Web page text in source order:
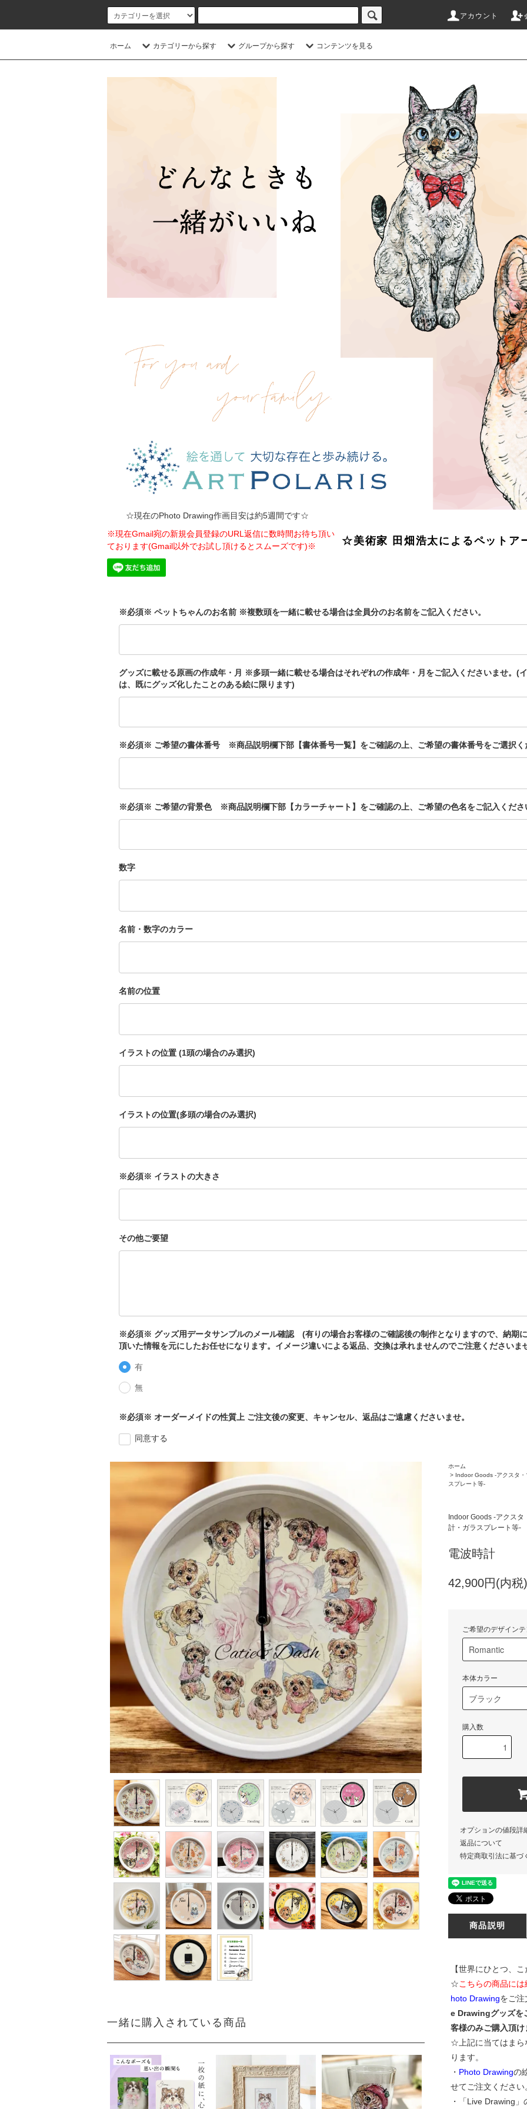
アカウント
ホーム カテゴリーから探す グループから探す コンテンツを見る
☆美術家 田畑浩太によるペットア
☆現在のPhoto Drawing作画目安は約5週間です☆
※現在Gmail宛の新規会員登録のURL返信に数時間お待ち頂い
ております(Gmail以外でお試し頂けるとスムーズです)※
※必須※ ペットちゃんのお名前 ※複数頭を一緒に載せる場合は全員分のお名前をご記入ください。
グッズに載せる原画の作成年・月 ※多頭一緒に載せる場合はそれぞれの作成年・月をご記入くださいませ。(
は、既にグッズ化したことのある絵に限ります)
※必須※ ご希望の書体番号 ※商品説明欄下部【書体番号一覧】をご確認の上、ご希望の書体番号をご選択く
※必須※ ご希望の背景色 ※商品説明欄下部【カラーチャート】をご確認の上、ご希望の色名をご記入くださ
数字
名前・数字のカラー
名前の位置
イラストの位置 (1頭の場合のみ選択)
イラストの位置(多頭の場合のみ選択)
※必須※ イラストの大きさ
その他ご要望
※必須※ グッズ用データサンプルのメール確認 (有りの場合お客様のご確認後の制作となりますので、納期
頂いた情報を元にしたお任せになります。イメージ違いによる返品、交換は承れませんのでご注意くださいま
有
無
※必須※ オーダーメイドの性質上 ご注文後の変更、キャンセル、返品はご遠慮くださいませ。
同意する
一緒に購入されている商品
ホーム
> Indoor Goods -アクスタ
スプレート等-
Indoor Goods -アクス
計・ガラスプレート等-
電波時計
42,900円(内税)
ご希望のデザイン
本体カラー
購入数
オプションの値段詳
返品について
特定商取引法に基づ
商品説明
【世界にひとつ、
☆こちらの商品に
hoto Drawingをご注
e Drawingグッズを
客様のみご購入頂け
☆上記に当てはまら
ります。
・ Photo Drawingの
せてご注文ください
・「Live Drawing